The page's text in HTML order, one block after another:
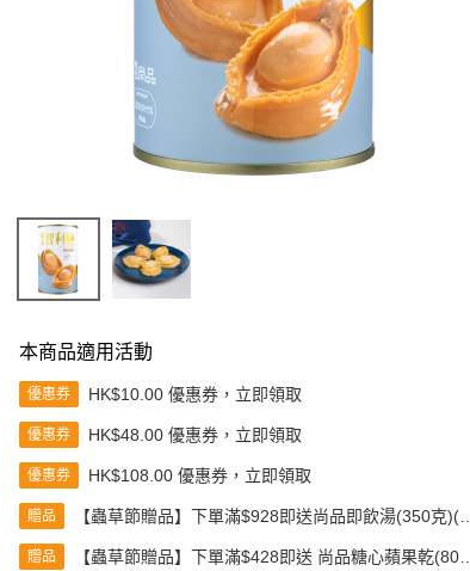
本商品適用活動
優惠券 HK$10.00 優惠券，立即領取
優惠券 HK$48.00 優惠券，立即領取
優惠券 HK$108.00 優惠券，立即領取
贈品
【蟲草節贈品】下單滿$928即送尚品即飲湯(350克)(款
贈品
【蟲草節贈品】下單滿$428即送 尚品糖心蘋果乾(80